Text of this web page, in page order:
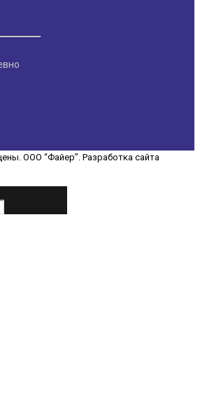
ООО “Файер”. Разработка сайта